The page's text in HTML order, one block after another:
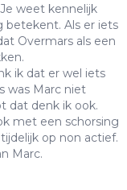
weet kennelijk
betekent. Als er iets
Overmars als een
ik dat er wel iets
was Marc niet
dat denk ik ook.
met een schorsing
op non actief.
Marc.